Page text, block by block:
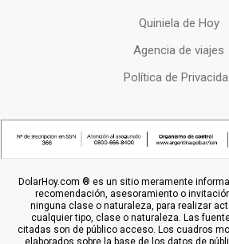
Quiniela de Hoy
Agencia de viajes
Política de
DolarHoy.com ® es un sitio meramente
recomendación, asesoramiento o
ninguna clase o naturaleza, para realizar
cualquier tipo, clase o naturaleza. Las
citadas son de público acceso. Los cuadros
elaborados sobre la base de los datos de